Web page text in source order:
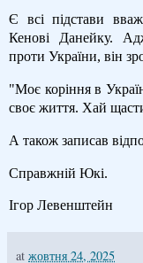
Є всі підстави
Кенові Данейку.
проти України, він
"Моє коріння в
своє життя. Хай
А також записав
Справжній Юкі.
Ігор Левенштейн
at жовтня 24, 2025